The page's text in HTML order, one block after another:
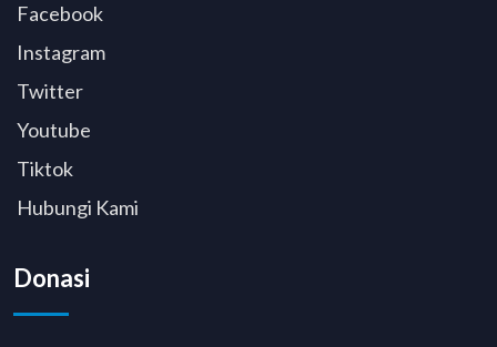
Facebook
Instagram
Twitter
Youtube
Tiktok
Hubungi Kami
Donasi